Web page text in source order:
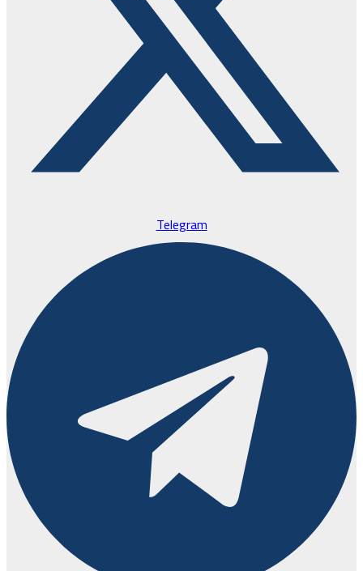
Telegram